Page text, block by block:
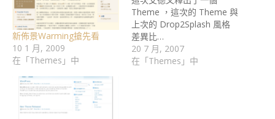
新佈景Warming搶先看
10 1 月, 2009
在「Themes」中
Theme ，這次的 Theme 與
上次的 Drop2Splash 風格
差異比…
20 7 月, 2007
在「Themes」中